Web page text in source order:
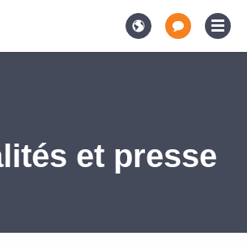
et presse